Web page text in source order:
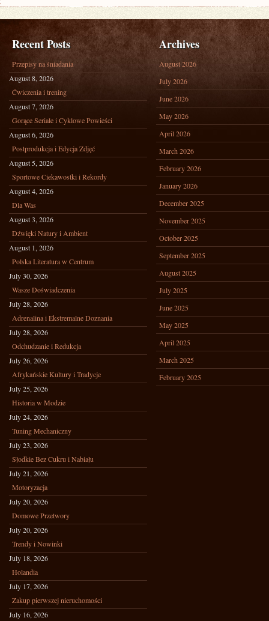
Recent Posts
Przepisy na śniadania
August 8, 2026
Ćwiczenia i trening
August 7, 2026
Gorące Seriale i Cyklowe Powieści
August 6, 2026
Postprodukcja i Edycja Zdjęć
August 5, 2026
Sportowe Ciekawostki i Rekordy
August 4, 2026
Dla Was
August 3, 2026
Dźwięki Natury i Ambient
August 1, 2026
Polska Literatura w Centrum
July 30, 2026
Wasze Doświadczenia
July 28, 2026
Adrenalina i Ekstremalne Doznania
July 28, 2026
Odchudzanie i Redukcja
July 26, 2026
Afrykańskie Kultury i Tradycje
July 25, 2026
Historia w Modzie
July 24, 2026
Tuning Mechaniczny
July 23, 2026
Słodkie Bez Cukru i Nabiału
July 21, 2026
Motoryzacja
July 20, 2026
Domowe Przetwory
July 20, 2026
Trendy i Nowinki
July 18, 2026
Holandia
July 17, 2026
Zakup pierwszej nieruchomości
July 16, 2026
Archives
August 2026
July 2026
June 2026
May 2026
April 2026
March 2026
February 2026
January 2026
December 2025
November 2025
October 2025
September 2025
August 2025
July 2025
June 2025
May 2025
April 2025
March 2025
February 2025